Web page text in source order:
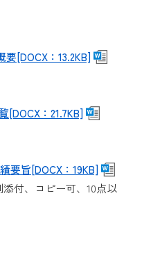
概要
要[DOCX：13.2KB]
一覧
[DOCX：21.7KB]
要旨
要旨[DOCX：19KB]
コピー可、10点以
績等